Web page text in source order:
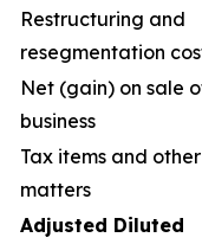
Restructuring and
resegmentation
Net (gain) on sale
business
Tax items and other
matters
Adjusted Diluted